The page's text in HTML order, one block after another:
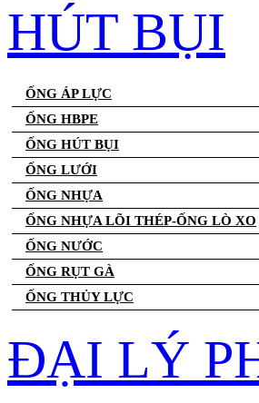
HÚT BỤI
ỐNG ÁP LỰC
ỐNG HBPE
ỐNG HÚT BỤI
ỐNG LƯỚI
ỐNG NHỰA
ỐNG NHỰA LÕI THÉP-ỐNG LÒ XO
ỐNG NƯỚC
ỐNG RỤT GÀ
ỐNG THỦY LỰC
ĐẠI LÝ